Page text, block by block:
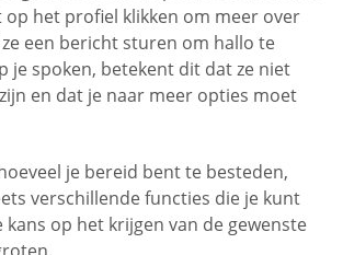
op het profiel klikken om meer over
een bericht sturen om hallo te
je spoken, betekent dit dat ze niet
en dat je naar meer opties moet
je bereid bent te besteden,
verschillende functies die je kunt
kans op het krijgen van de gewenste